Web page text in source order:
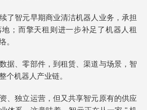
了智元早期商业清洁机器人业务，承担
；而擎天租则进一步补足了机器人租
。
据、零部件，到租赁、渠道与场景，智
个机器人产业链。
、独立运营，但又共享智元原有的供应